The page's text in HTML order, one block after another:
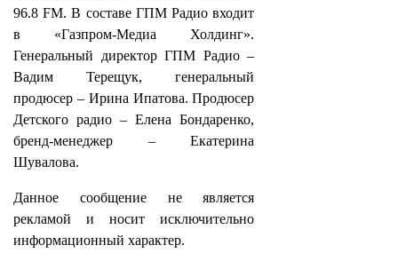
96.8 FM. В составе ГПМ Радио входит
в «Газпром-Медиа Холдинг».
Генеральный директор ГПМ Радио –
Вадим Терещук, генеральный
продюсер – Ирина Ипатова. Продюсер
Детского радио – Елена Бондаренко,
бренд-менеджер – Екатерина
Шувалова.
Данное сообщение не является
рекламой и носит исключительно
информационный характер.